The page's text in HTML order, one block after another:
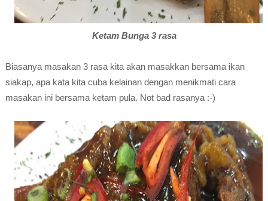
Ketam Bunga 3 rasa
Biasanya masakan 3 rasa kita akan masakkan bersama ikan
siakap, apa kata kita cuba kelainan dengan menikmati cara
masakan ini bersama ketam pula. Not bad rasanya :-)